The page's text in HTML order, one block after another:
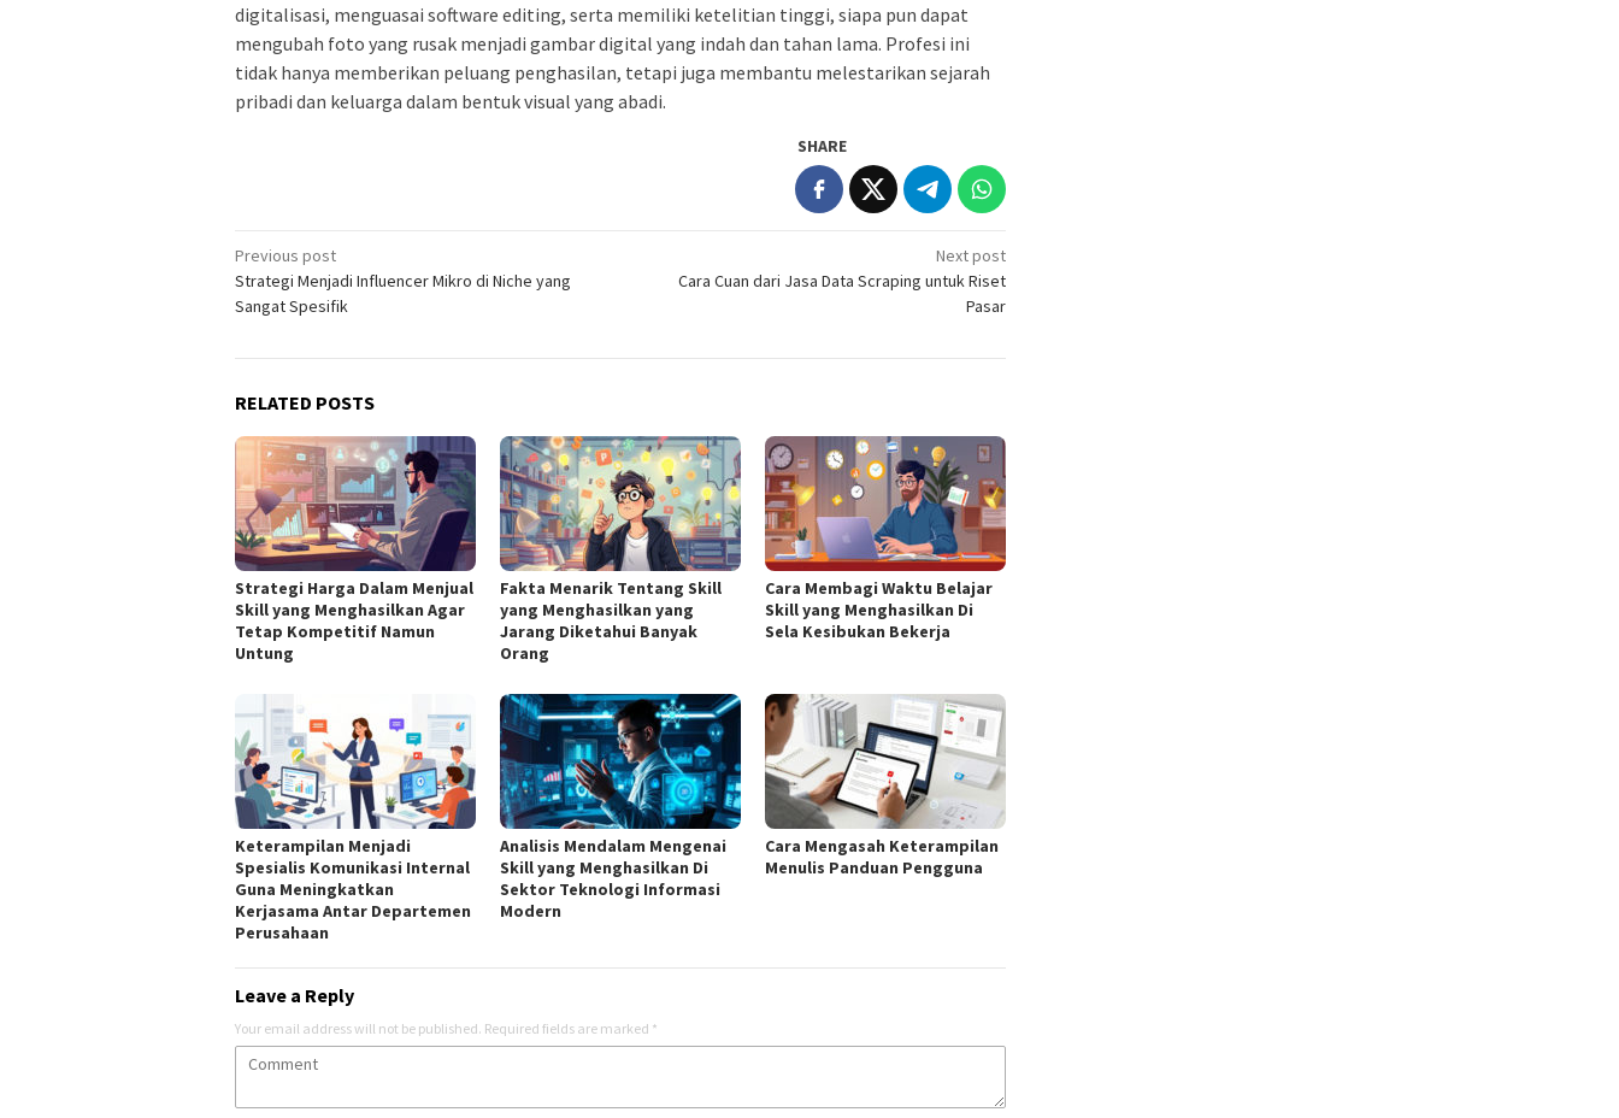
digitalisasi, menguasai software editing, serta memiliki ketelitian tinggi, siapa pun dapat
mengubah foto yang rusak menjadi gambar digital yang indah dan tahan lama. Profesi ini
tidak hanya memberikan peluang penghasilan, tetapi juga membantu melestarikan sejarah
pribadi dan keluarga dalam bentuk visual yang abadi.
SHARE
Post
navigation
Previous post
Strategi Menjadi Influencer Mikro di Niche yang
Sangat Spesifik
Next post
Cara Cuan dari Jasa Data Scraping untuk Riset
Pasar
RELATED POSTS
Strategi Harga Dalam Menjual
Skill yang Menghasilkan Agar
Tetap Kompetitif Namun
Untung
Fakta Menarik Tentang Skill
yang Menghasilkan yang
Jarang Diketahui Banyak
Orang
Cara Membagi Waktu Belajar
Skill yang Menghasilkan Di
Sela Kesibukan Bekerja
Keterampilan Menjadi
Spesialis Komunikasi Internal
Guna Meningkatkan
Kerjasama Antar Departemen
Perusahaan
Analisis Mendalam Mengenai
Skill yang Menghasilkan Di
Sektor Teknologi Informasi
Modern
Cara Mengasah Keterampilan
Menulis Panduan Pengguna
Leave a Reply
Your email address will not be published. Required fields are marked *